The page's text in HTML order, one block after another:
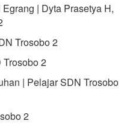
| Dyta Prasetya H,
Trosobo 2
2
| Pelajar SDN Trosobo
2